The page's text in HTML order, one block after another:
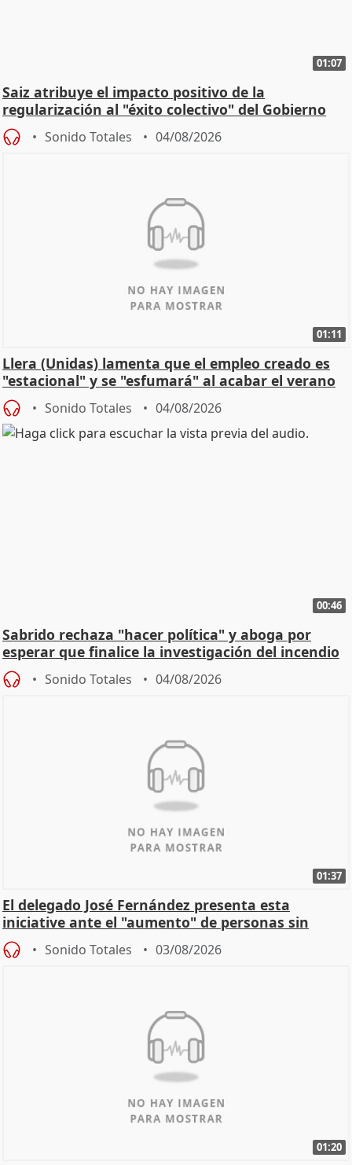
01:07
Saiz atribuye el impacto positivo de la
regularización al "éxito colectivo" del Gobierno
Sonido Totales 04/08/2026
01:11
Llera (Unidas) lamenta que el empleo creado es
"estacional" y se "esfumará" al acabar el verano
Sonido Totales 04/08/2026
00:46
Sabrido rechaza "hacer política" y aboga por
esperar que finalice la investigación del incendio
Sonido Totales 04/08/2026
01:37
El delegado José Fernández presenta esta
iniciative ante el "aumento" de personas sin
hogar en Madri
Sonido Totales 03/08/2026
01:20